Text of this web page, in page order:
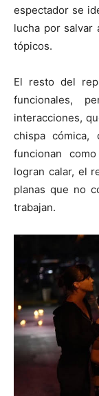
espectador se
lucha por salvar
tópicos.
El resto del
funcionales,
interacciones,
chispa cómica,
funcionan
logran calar, el
planas que no
trabajan.